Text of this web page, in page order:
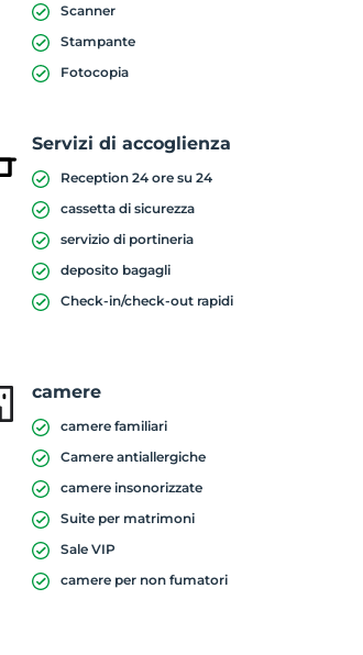
Scanner
Stampante
Fotocopia
Servizi di accoglienza
Reception 24 ore su 24
cassetta di sicurezza
servizio di portineria
deposito bagagli
Check-in/check-out rapidi
camere
camere familiari
Camere antiallergiche
camere insonorizzate
Suite per matrimoni
Sale VIP
camere per non fumatori